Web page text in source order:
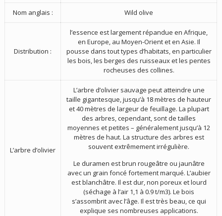
Nom anglais : Wild olive
Distribution :
l’essence est largement répandue en Afrique,
en Europe, au Moyen-Orient et en Asie. Il
pousse dans tout types d’habitats, en particulier
les bois, les berges des ruisseaux et les pentes
rocheuses des collines.
L’arbre d’olivier
L’arbre d’olivier sauvage peut atteindre une
taille gigantesque, jusqu’à 18 mètres de hauteur
et 40 mètres de largeur de feuillage. La plupart
des arbres, cependant, sont de tailles
moyennes et petites – généralement jusqu’à 12
mètres de haut. La structure des arbres est
souvent extrêmement irrégulière.
Le duramen est brun rougeâtre ou jaunâtre
avec un grain foncé fortement marqué. L’aubier
est blanchâtre. Il est dur, non poreux et lourd
(séchage à l’air 1,1 à 0.9 t/m3). Le bois
s’assombrit avec l’âge. Il est très beau, ce qui
explique ses nombreuses applications.